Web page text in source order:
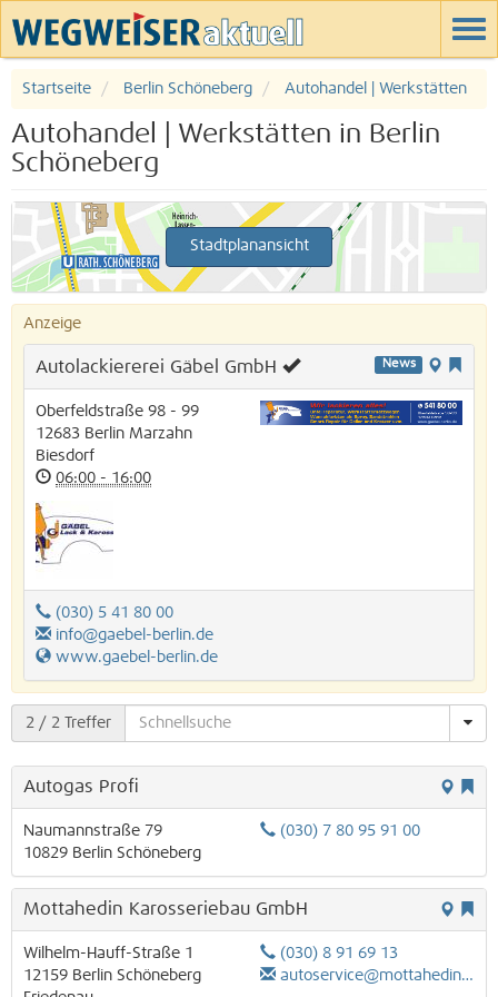
Startseite Berlin Schöneberg Autohandel | Werkstätten
Autohandel | Werkstätten in Berlin
Schöneberg
Stadtplanansicht
Anzeige
News
Autolackiererei Gäbel GmbH
Oberfeldstraße 98 - 99
12683 Berlin Marzahn
Biesdorf
06:00 - 16:00
(030) 5 41 80 00
info@gaebel-berlin.de
www.gaebel-berlin.de
2 / 2 Treffer
Autogas Profi
Naumannstraße 79
10829 Berlin Schöneberg
(030) 7 80 95 91 00
Mottahedin Karosseriebau GmbH
Wilhelm-Hauff-Straße 1
12159 Berlin Schöneberg
(030) 8 91 69 13
autoservice@mottahedin.de